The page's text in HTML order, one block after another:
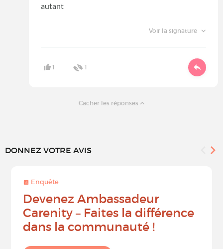
autant
Voir la signature
1 1
Cacher les réponses
DONNEZ VOTRE AVIS
Enquête
Devenez Ambassadeur
Carenity – Faites la différence
dans la communauté !